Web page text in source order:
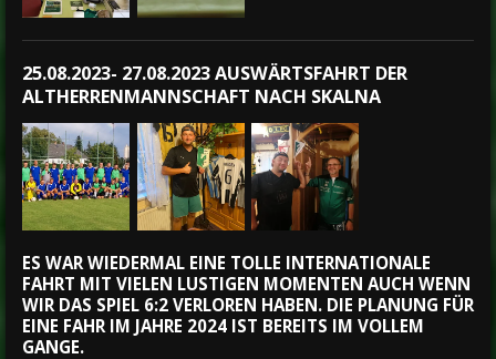
25.08.2023- 27.08.2023 AUSWÄRTSFAHRT DER
ALTHERRENMANNSCHAFT NACH SKALNA
ES WAR WIEDERMAL EINE TOLLE INTERNATIONALE
FAHRT MIT VIELEN LUSTIGEN MOMENTEN AUCH WENN
WIR DAS SPIEL 6:2 VERLOREN HABEN. DIE PLANUNG FÜR
EINE FAHR IM JAHRE 2024 IST BEREITS IM VOLLEM
GANGE.